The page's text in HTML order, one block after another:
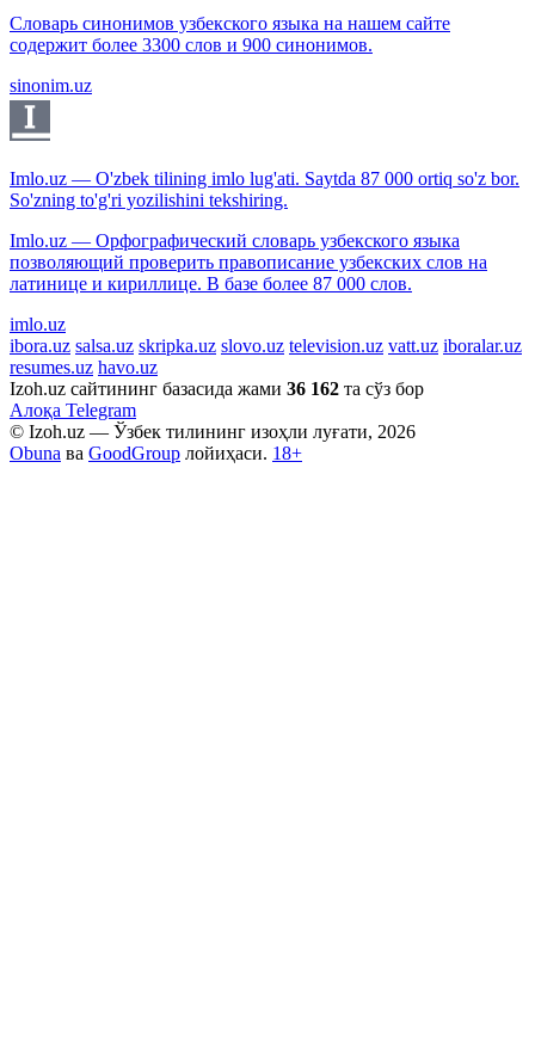
Словарь синонимов узбекского языка на нашем сайте
содержит более 3300 слов и 900 синонимов.
sinonim.uz
Imlo.uz — O'zbek tilining imlo lug'ati. Saytda 87 000 ortiq so'z bor.
So'zning to'g'ri yozilishini tekshiring.
Imlo.uz — Орфографический словарь узбекского языка
позволяющий проверить правописание узбекских слов на
латинице и кириллице. В базе более 87 000 слов.
imlo.uz
ibora.uz salsa.uz skripka.uz slovo.uz television.uz vatt.uz iboralar.uz
resumes.uz havo.uz
Izoh.uz сайтининг базасида жами 36 162 та сўз бор
Алоқа Telegram
© Izoh.uz — Ўзбек тилининг изоҳли луғати, 2026
Obuna ва GoodGroup лойиҳаси. 18+